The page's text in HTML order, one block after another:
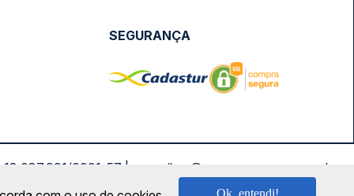
SEGURANÇA
0001-57 | saconibus@queropassagem.com.br